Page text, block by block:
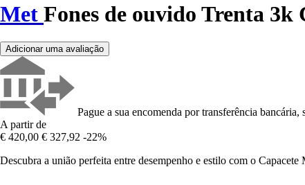
Met Fones de ouvido Trenta
Adicionar uma avaliação
Pague a sua encomenda por transferência bancária,
A partir de
€ 420,00 € 327,92 -22%
Descubra a união perfeita entre desempenho e estilo com o